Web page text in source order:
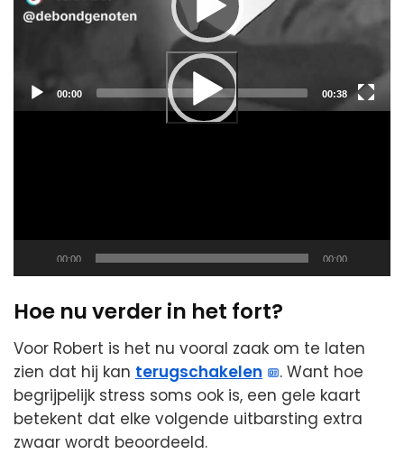
Current
00:00
Total
duration
00:38
Current
00:00
Total
00:00
Hoe nu verder in het fort?
Voor Robert is het nu vooral zaak om te laten
zien dat hij kan terugschakelen
. Want hoe
begrijpelijk stress soms ook is, een gele kaart
betekent dat elke volgende uitbarsting extra
zwaar wordt beoordeeld.